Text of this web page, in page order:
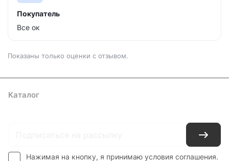
Покупатель
Все ок
Показаны только оценки с отзывом.
Каталог
Нажимая на кнопку, я принимаю условия соглашения.